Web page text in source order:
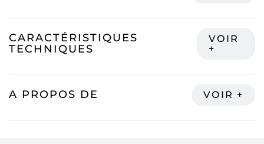
CARACTÉRISTIQUES
TECHNIQUES
A PROPOS DE